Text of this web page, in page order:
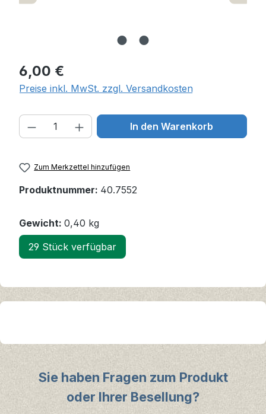
Regulärer Preis:
6,00 €
Preise inkl. MwSt. zzgl. Versandkosten
Produkt Anzahl: Gib den
In den Warenkorb
Zum Merkzettel hinzufügen
Produktnummer: 40.7552
Gewicht: 0,40 kg
29 Stück verfügbar
Sie haben Fragen zum Produkt
oder Ihrer Besellung?